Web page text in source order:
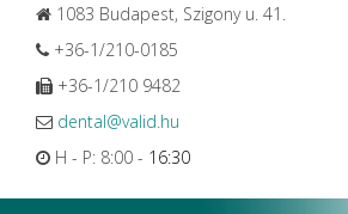
1083 Budapest, Szigony u. 41.
+36-1/210-0185
+36-1/210 9482
dental@valid.hu
H - P: 8:00 - 16:30